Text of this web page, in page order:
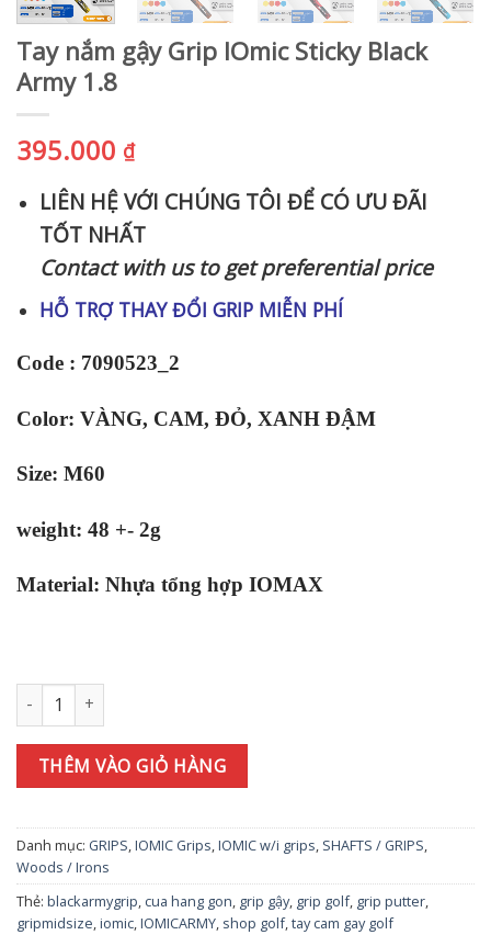
Tay nắm gậy Grip IOmic Sticky Black
Army 1.8
395.000 ₫
LIÊN HỆ VỚI CHÚNG TÔI ĐỂ CÓ ƯU ĐÃI
TỐT NHẤT
Contact with us to get preferential price
HỖ TRỢ THAY ĐỔI GRIP MIỄN PHÍ
Code : 7090523_2
Color: VÀNG, CAM, ĐỎ, XANH ĐẬM
Size: M60
weight: 48 +- 2g
Material: Nhựa tổng hợp IOMAX
Tay nắm gậy Grip IOmic Sticky Black Army 1.8 số lượng
THÊM VÀO GIỎ HÀNG
Danh mục: GRIPS,IOMIC Grips,IOMIC w/i grips, SHAFTS / GRIPS,
Woods / Irons
Thẻ: blackarmygrip, cua hang gon, grip gậy, grip golf, grip putter,
gripmidsize,iomic,IOMICARMY, shop golf,tay cam gay golf